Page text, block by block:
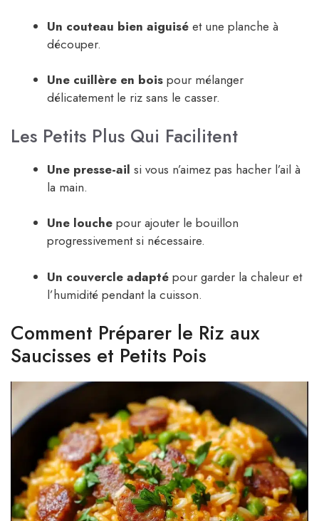
Un couteau bien aiguisé et une planche à
découper.
Une cuillère en bois pour mélanger
délicatement le riz sans le casser.
Les Petits Plus Qui Facilitent
Une presse-ail si vous n’aimez pas hacher l’ail à
la main.
Une louche pour ajouter le bouillon
progressivement si nécessaire.
Un couvercle adapté pour garder la chaleur et
l’humidité pendant la cuisson.
Comment Préparer le Riz aux
Saucisses et Petits Pois